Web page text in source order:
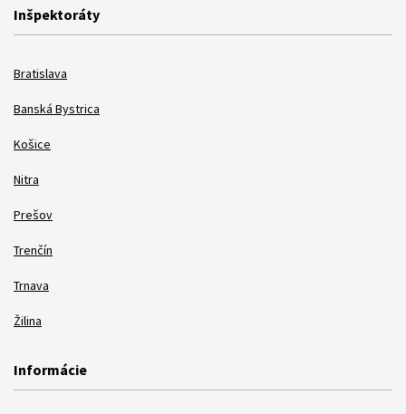
Inšpektoráty
Bratislava
Banská Bystrica
Košice
Nitra
Prešov
Trenčín
Trnava
Žilina
Informácie